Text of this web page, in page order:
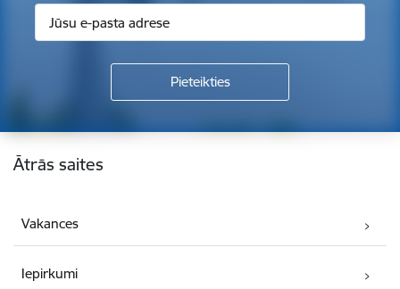
Kājene
Ātrās saites
Vakances
Iepirkumi